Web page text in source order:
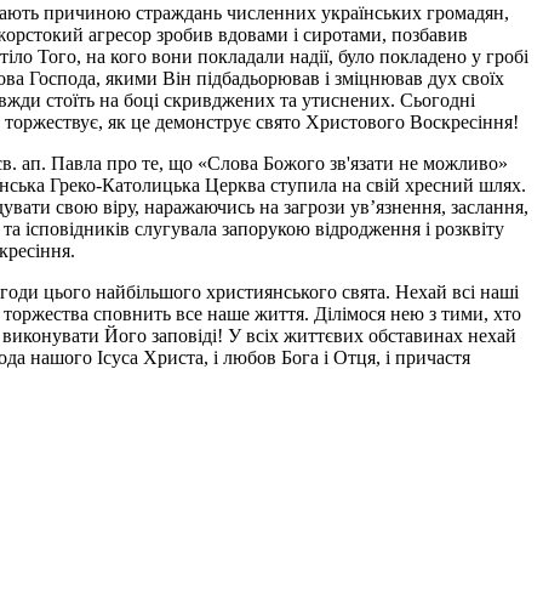
причиною страждань численних українських громадян,
агресор зробив вдовами і сиротами, позбавив
Того, на кого вони покладали надії, було покладено у гробі
Господа, якими Він підбадьорював і зміцнював дух своїх
стоїть на боці скривджених та утиснених. Сьогодні
як це демонструє свято Христового Воскресіння!
св. ап. Павла про те, що «Слова Божого зв'язати не можливо»
Греко-Католицька Церква ступила на свій хресний шлях.
свою віру, наражаючись на загрози ув’язнення, заслання,
слугувала запорукою відродження і розквіту
цього найбільшого християнського свята. Нехай всі наші
сповнить все наше життя. Ділімося нею з тими, хто
Його заповіді! У всіх життєвих обставинах нехай
нашого Ісуса Христа, і любов Бога і Отця, і причастя